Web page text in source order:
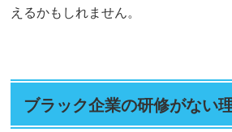
えるかもしれません。
ブラック企業の研修がない